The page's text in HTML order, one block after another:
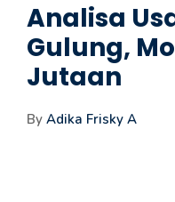
Analisa
Gulung,
Jutaan
By Adika Frisky A